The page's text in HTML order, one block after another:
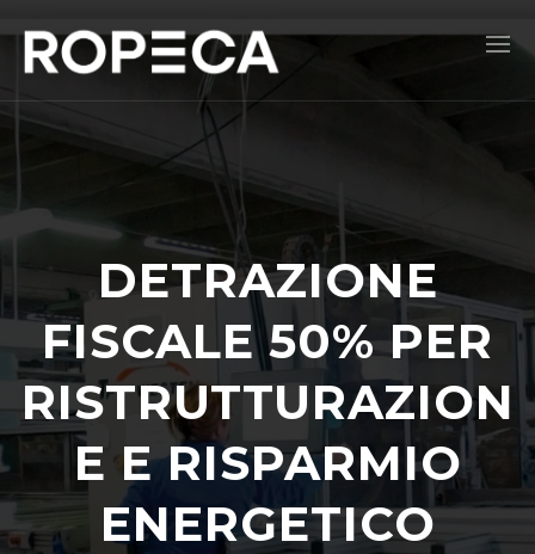
DETRAZIONE
FISCALE 50% PER
RISTRUTTURAZION
E E RISPARMIO
ENERGETICO